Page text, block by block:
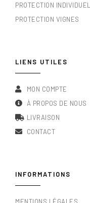
PROTECTION
PROTECTION VIGNES
LIENS UTILES
MON COMPTE
À PROPOS DE NOUS
LIVRAISON
CONTACT
INFORMATIONS